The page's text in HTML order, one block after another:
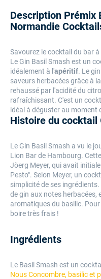
Description Prémix
Normandie
Savourez le cocktail du bar
Le Gin Basil Smash est un
idéalement à l'apéritif. Le
saveurs herbacées grâce à
rehaussé par l'acidité du
rafraîchissant. C'est un
idéal à déguster au moment
Histoire du cocktail
Le Gin Basil Smash a vu le
Lion Bar de Hambourg.
Jöerg Meyer, qui avait
Pesto". Selon Meyer, un
simplicité de ses
de gin aux notes herbacées,
aromatiques du basilic.
boire très frais !
Ingrédients
Le Basil Smash est un
Nous Concombre, basilic et